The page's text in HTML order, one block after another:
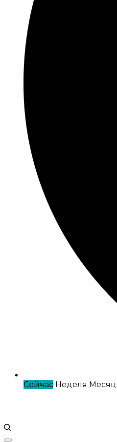
Сейчас Неделя Месяц